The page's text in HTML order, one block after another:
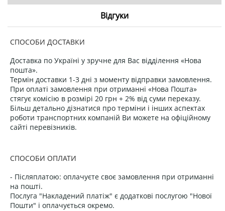
Відгуки
СПОСОБИ ДОСТАВКИ
Доставка по Україні у зручне для Вас відділення «Нова
пошта».
Термін доставки 1-3 дні з моменту відправки замовлення.
При оплаті замовлення при отриманні «Нова Пошта»
стягує комісію в розмірі 20 грн + 2% від суми переказу.
Більш детально дізнатися про терміни і інших аспектах
роботи транспортних компаній Ви можете на офіційному
сайті перевізників.
СПОСОБИ ОПЛАТИ
- Післяплатою: оплачуєте своє замовлення при отриманні
на пошті.
Послуга "Накладений платіж" є додаткові послугою "Нової
Пошти" і оплачується окремо.